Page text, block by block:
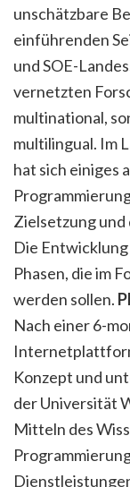
unschätzbare
einführenden
und SOE-
vernetzten
multinational,
multilingual. Im
hat sich einiges
Zielsetzung und
Die
Phasen, die im
werden sollen.
Nach einer 6-
Konzept und
der Universität
Mitteln des